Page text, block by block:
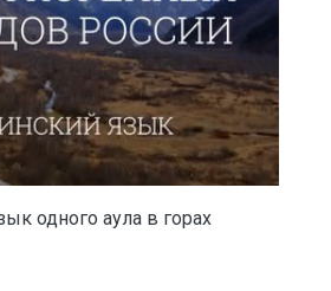
одного аула в горах